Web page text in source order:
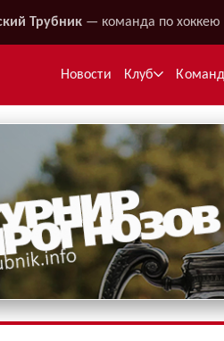
Трубник — команда по хоккею
Новости Клуб